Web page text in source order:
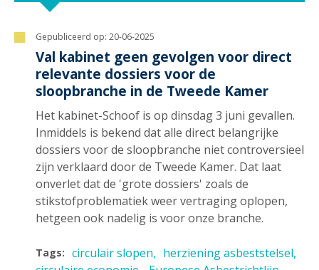
Gepubliceerd op: 20-06-2025
Val kabinet geen gevolgen voor direct
relevante dossiers voor de
sloopbranche in de Tweede Kamer
Het kabinet-Schoof is op dinsdag 3 juni gevallen.
Inmiddels is bekend dat alle direct belangrijke
dossiers voor de sloopbranche niet controversieel
zijn verklaard door de Tweede Kamer. Dat laat
onverlet dat de 'grote dossiers' zoals de
stikstofproblematiek weer vertraging oplopen,
hetgeen ook nadelig is voor onze branche.
Tags: circulair slopen
herziening asbeststelsel